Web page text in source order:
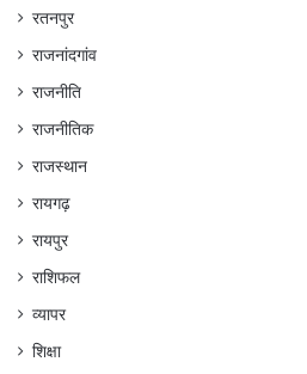
रतनपुर
राजनांदगांव
राजनीति
राजनीतिक
राजस्थान
रायगढ़
रायपुर
राशिफल
व्यापर
शिक्षा